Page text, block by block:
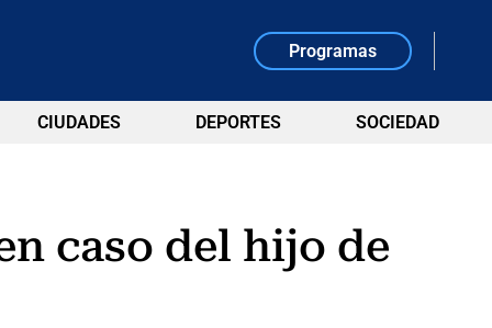
Programas
CIUDADES DEPORTES SOCIEDAD
caso del hijo de